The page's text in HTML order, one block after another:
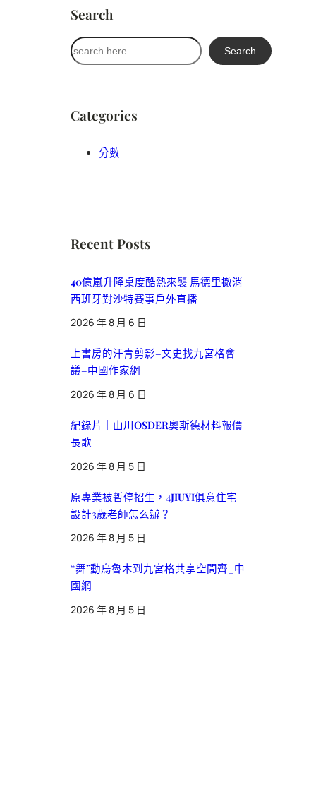
Search
搜
尋
Search
Categories
分數
Recent Posts
40億嵐升降桌度酷熱來襲 馬德里撤消
西班牙對沙特賽事戶外直播
2026 年 8 月 6 日
上書房的汗青剪影–文史找九宮格會
議–中國作家網
2026 年 8 月 6 日
紀錄片｜山川OSDER奧斯德材料報價
長歌
2026 年 8 月 5 日
原專業被暫停招生，4JIUYI俱意住宅
設計3歲老師怎么辦？
2026 年 8 月 5 日
“舞”動烏魯木到九宮格共享空間齊_中
國網
2026 年 8 月 5 日